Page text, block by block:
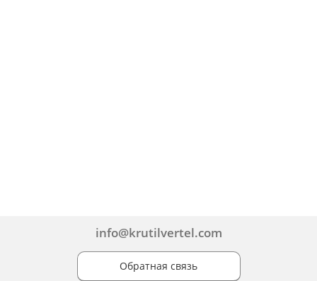
info@krutilvertel.com
Обратная связь